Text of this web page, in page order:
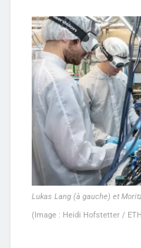
Lukas Lang (à gauche) et
(Image : Heidi Hofstetter /